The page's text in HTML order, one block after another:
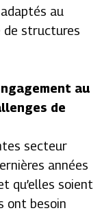
au
de structures
au
de
secteur
années
qu’elles soient
ont besoin